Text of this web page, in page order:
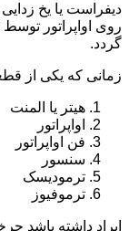
دیفراست یا یخ
روی اواپراتور
گردد.
زمانی که یکی از
هیتر یا المنت
اواپراتور
فن اواپراتور
سنسور
ترمودیسک
ترموفیوز
ایراد داشته باشد